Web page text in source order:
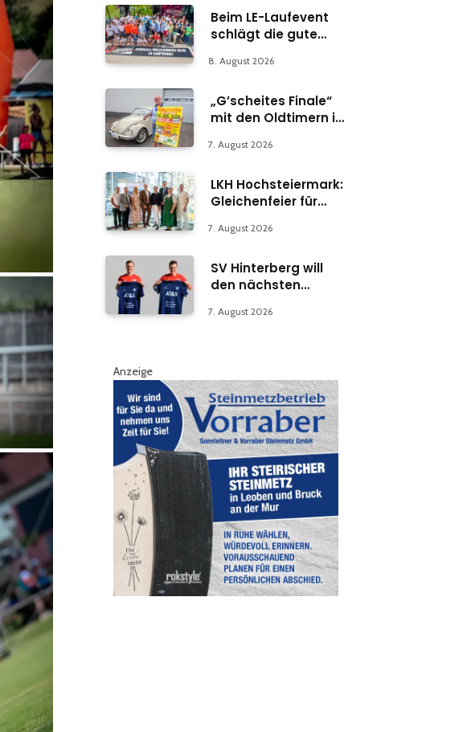
Beim LE-Laufevent
schlägt die gute
8. August 2026
„G’scheites Finale“
mit den Oldtimern in
7. August 2026
LKH Hochsteiermark:
Gleichenfeier für
Abteilung in Bruck
7. August 2026
SV Hinterberg will
den nächsten
7. August 2026
Anzeige